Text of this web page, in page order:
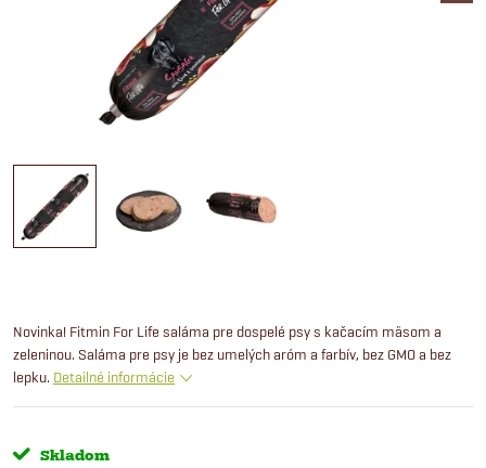
Novinka! Fitmin For Life saláma pre dospelé psy s kačacím mäsom a
zeleninou. Saláma pre psy je bez umelých aróm a farbív, bez GMO a bez
lepku. Detailné informácie
Skladom